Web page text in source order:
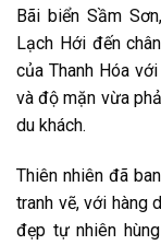
Bãi biển Sầm
Lạch Hới đến
của Thanh Hóa
và độ mặn vừa
du khách.
Thiên nhiên đã
tranh vẽ, với hàng
đẹp tự nhiên